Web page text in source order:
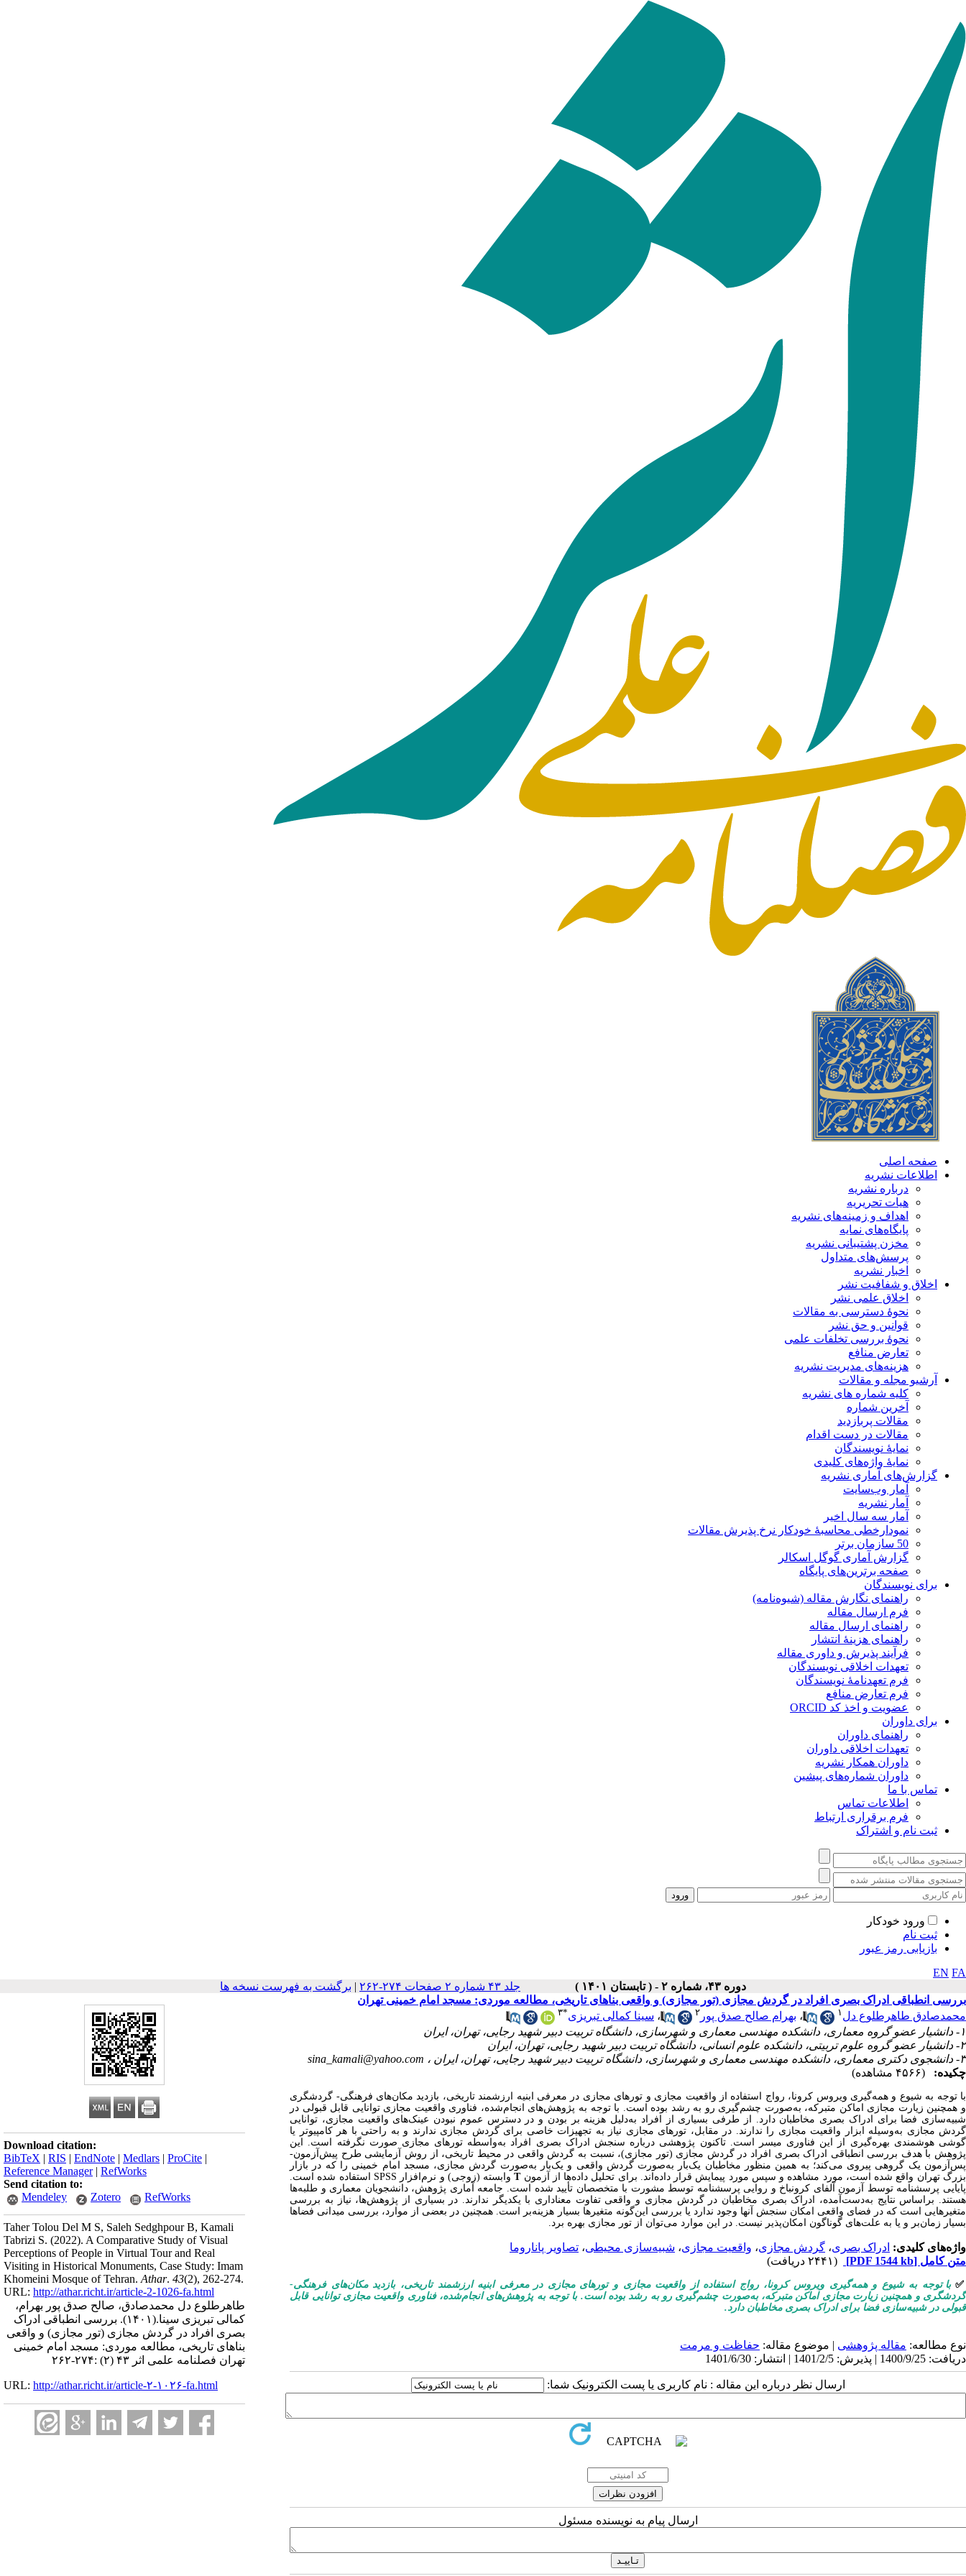
صفحه اصلی
اطلاعات نشریه
درباره نشریه
هیات تحریریه
اهداف و زمینه‌های نشریه
پایگاه‌های نمایه
مخزن پشتیبانی نشریه
پرسش‌های متداول
اخبار نشریه
اخلاق و شفافیت نشر
اخلاق علمی نشر
نحوۀ دسترسی به مقالات
قوانین و حق نشر
نحوۀ بررسی تخلفات علمی
تعارض منافع
هزینه‌های مدیریت نشریه
آرشیو مجله و مقالات
کلیه شماره های نشریه
آخرین شماره
مقالات پربازدید
مقالات در دست اقدام
نمایۀ نویسندگان
نمایۀ واژه‌های کلیدی
گزارش‌های آماری نشریه
آمار وب‌سایت
آمار نشریه
آمار سه سال اخیر
نمودارخطی محاسبۀ خودکار نرخ پذیرش مقالات
50 سازمان برتر
گزارش آماری گوگل اسکالر
صفحه برترین‌های پایگاه
برای نویسندگان
راهنمای نگارش مقاله (شیوه‌نامه)
فرم ارسال مقاله
راهنمای ارسال مقاله
راهنمای هزینۀ انتشار
فرآیند پذیرش و داوری مقاله
تعهدات اخلاقی نویسندگان
فرم تعهدنامۀ نویسندگان
فرم تعارض منافع
عضویت و اخذ کد ORCID
برای داوران
راهنمای داوران
تعهدات اخلاقی داوران
داوران همکار نشریه
داوران شماره‌‌های پیشین
تماس با ما
اطلاعات تماس
فرم برقراری ارتباط
ثبت نام و اشتراک
ورود خودکار
ثبت نام
بازیابی رمز عبور
EN FA
دوره ۴۳، شماره ۲ - ( تابستان ۱۴۰۱ )
جلد ۴۳ شماره ۲ صفحات ۲۷۴-۲۶۲ | برگشت به فهرست نسخه ها
Download citation:
BibTeX | RIS | EndNote | Medlars | ProCite |
Reference Manager| RefWorks
Send citation to:
Mendeley
Zotero RefWorks
Taher Tolou Del M S, Saleh Sedghpour B, Kamali
Tabrizi S. (2022). A Comparative Study of Visual
Perceptions of People in Virtual Tour and Real
Visiting in Historical Monuments, Case Study: Imam
Khomeini Mosque of Tehran. Athar. 43(2), 262-274.
URL: http://athar.richt.ir/article-2-1026-fa.html
طاهرطلوع‌ دل محمدصادق، صالح‌ صدق‌ پور بهرام،
کمالی تبریزی سینا.(۱۴۰۱).
بررسی انطباقی ادراک
بصری افراد در گردش مجازی (تور مجازی) و واقعی
بناهای تاریخی، مطالعه موردی: مسجد امام خمینی
تهران فصلنامه علمی اثر ۴۳ (۲) :۲۷۴-۲۶۲
URL: http://athar.richt.ir/article-۲-۱۰۲۶-fa.html
بررسی انطباقی ادراک بصری افراد در گردش مجازی (تور مجازی) و واقعی بناهای تاریخی، مطالعه موردی: مسجد امام خمینی تهران
محمدصادق طاهرطلوع‌ دل ۱ ، بهرام صالح‌ صدق‌ پور ۲ ، سینا کمالی تبریزی*۳
۱- دانشیار عضو گروه معماری، دانشکده مهندسی معماری و شهرسازی، دانشگاه تربیت دبیر شهید رجایی، تهران، ایران
۲- دانشیار عضو گروه علوم تربیتی، دانشکده علوم انسانی، دانشگاه تربیت دبیر شهید رجایی، تهران، ایران
۳- دانشجوی دکتری معماری، دانشکده مهندسی معماری و شهرسازی، دانشگاه تربیت دبیر شهید رجایی، تهران، ایران ،
sina_kamali@yahoo.com
چکیده:
(۴۵۶۶ مشاهده)
با توجه به شیوع و همه‌گیری ویروس کرونا، رواج استفاده از واقعیت مجازی و تورهای مجازی در معرفی ابنیه ارزشمند تاریخی، بازدید مکان‌های فرهنگی- گردشگری
و همچنین زیارت مجازی اماکن متبرکه، به‌صورت چشم‌گیری رو به رشد بوده است. با توجه به پژوهش‌های انجام‌شده، فناوری واقعیت مجازی توانایی قابل قبولی در
شبیه‌سازی فضا برای ادراک بصری مخاطبان دارد. از طرفی بسیاری از افراد به‌دلیل هزینه‌ بر بودن و در دسترس عموم نبودن عینک‌های واقعیت مجازی، توانایی
گردش مجازی به‌وسیله ابزار واقعیت مجازی را ندارند. در مقابل، تورهای مجازی نیاز به تجهیزات خاصی برای گردش مجازی ندارند و به‌ راحتی با هر کامپیوتر یا
گوشی هوشمندی بهره‌گیری از این فناوری میسر است. تاکنون پژوهشی درباره سنجش ادراک بصری افراد به‌واسطه تورهای مجازی صورت نگرفته است. این
پژوهش با هدف بررسی انطباقی ادراک بصری افراد در گردش مجازی (تور مجازی)، نسبت به گردش واقعی در محیط تاریخی، از روش آزمایشی طرح پیش‌آزمون-
پس‌آزمون یک گروهی پیروی می‌کند؛ به همین منظور مخاطبان یک‌بار به‌صورت گردش واقعی و یک‌بار به‌صورت گردش مجازی، مسجد امام خمینی را که در بازار
بزرگ تهران واقع شده است، مورد مشاهده و سپس مورد پیمایش قرار داده‌اند. برای تحلیل داده‌ها از آزمونTوابسته (زوجی) و نرم‌افزار SPSS استفاده شده است.
پایایی پرسشنامه توسط آزمون آلفای کرونباخ و روایی پرسشنامه توسط مشورت با متخصصان تأیید شده است . جامعه آماری پژوهش، دانشجویان معماری و طلبه‌ها
هستند. براساس نتایج به‌دست‌آمده، ادراک بصری مخاطبان در گردش مجازی و واقعی تفاوت معناداری با یکدیگر ندارند
در بسیاری از پژوهش‌ها، نیاز به بررسی
متغیرهایی است که در فضای واقعی امکان سنجش آنها وجود ندارد یا بررسی این‌گونه متغیرها بسیار هزینه‌بر است. همچنین در بعضی از موارد، بررسی میدانی فضاها
بسیار زمان‌بر و یا به علت‌های گوناگون امکان‌پذیر نیست. در این موارد می‌توان از تور مجازی بهره برد.
واژه‌های کلیدی: ادراک بصری، گردش مجازی، واقعیت مجازی، شبیه‌سازی محیطی، تصاویر پاناروما
متن کامل [PDF 1544 kb] (۲۴۴۱ دریافت)
✅با توجه به شیوع و همه‌گیری ویروس کرونا، رواج استفاده از واقعیت مجازی و تورهای مجازی در معرفی ابنیه ارزشمند تاریخی، بازدید مکان‌های فرهنگی-
گردشگری و همچنین زیارت مجازی اماکن متبرکه، به‌صورت چشم‌گیری رو به رشد بوده است. با توجه به پژوهش‌های انجام‌شده، فناوری واقعیت مجازی توانایی قابل
قبولی در شبیه‌سازی فضا برای ادراک بصری مخاطبان دارد.
نوع مطالعه: مقاله پژوهشی | موضوع مقاله: حفاظت و مرمت
دریافت: 1400/9/25 | پذیرش: 1401/2/5 | انتشار: 1401/6/30
ارسال نظر درباره این مقاله : نام کاربری یا پست الکترونیک شما:
ارسال پیام به نویسنده مسئول